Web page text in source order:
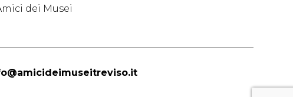
dei Musei